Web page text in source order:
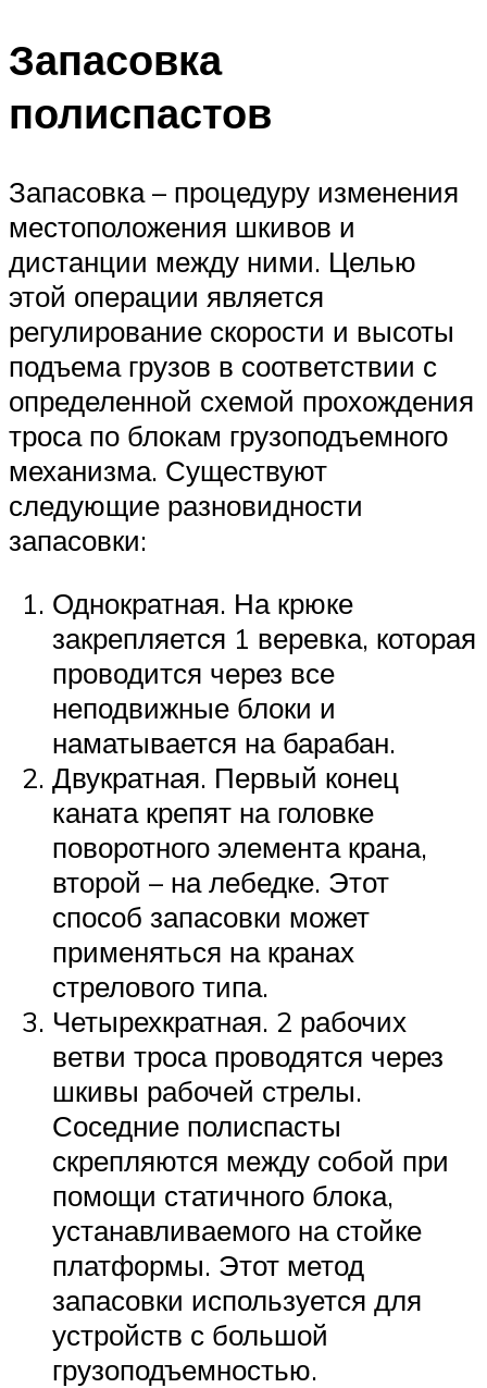
Запасовка
полиспастов
Запасовка – процедуру изменения
местоположения шкивов и
дистанции между ними. Целью
этой операции является
регулирование скорости и высоты
подъема грузов в соответствии с
определенной схемой прохождения
троса по блокам грузоподъемного
механизма. Существуют
следующие разновидности
запасовки:
Однократная. На крюке
закрепляется 1 веревка, которая
проводится через все
неподвижные блоки и
наматывается на барабан.
Двукратная. Первый конец
каната крепят на головке
поворотного элемента крана,
второй – на лебедке. Этот
способ запасовки может
применяться на кранах
стрелового типа.
Четырехкратная. 2 рабочих
ветви троса проводятся через
шкивы рабочей стрелы.
Соседние полиспасты
скрепляются между собой при
помощи статичного блока,
устанавливаемого на стойке
платформы. Этот метод
запасовки используется для
устройств с большой
грузоподъемностью.